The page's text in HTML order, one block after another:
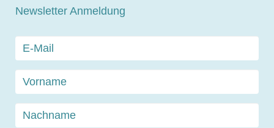
Newsletter Anmeldung